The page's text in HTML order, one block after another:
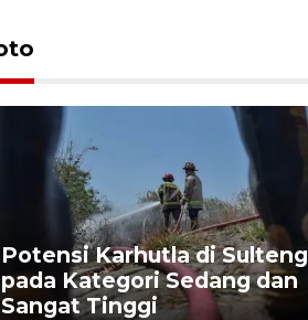
Potensi Karhutla di Sulteng
pada Kategori Sedang dan
Sangat Tinggi